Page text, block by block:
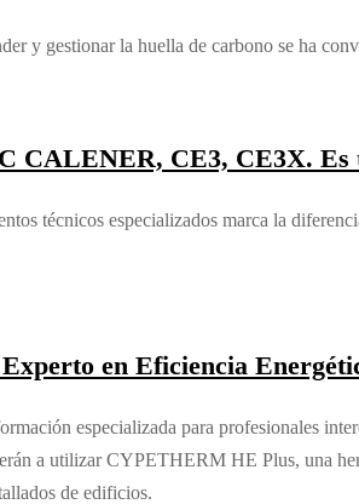
y gestionar la huella de carbono se ha
CALENER, CE3, CE3X. Es
técnicos especializados marca la
en Eficiencia
especializada para profesionales
a utilizar CYPETHERM HE Plus, una
de edificios.